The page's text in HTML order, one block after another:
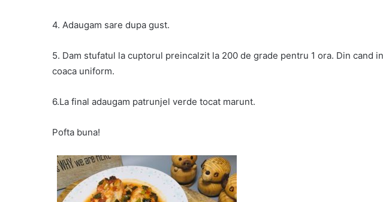
4. Adaugam sare dupa gust.
5. Dam stufatul la cuptorul preincalzit la 200 de grade pentru 1 ora. Din cand
coaca uniform.
6.La final adaugam patrunjel verde tocat marunt.
Pofta buna!